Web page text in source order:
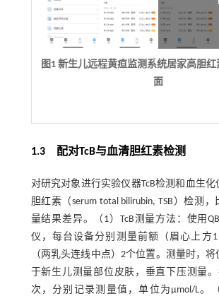
图1 新生儿远程黄疸监测系统居家高胆
面
1.3 配对TcB与血清胆红素检测
对研究对象进行实验仪器TcB检测和血生
胆红素（serum total bilirubin, TSB）检测，
量结果差异。（1）TcB测量方法：使用
仪，每台设备分别测量前额（眉心上方1
（两乳头连线中点）2个位置。测量时，
于新生儿测量部位皮肤，垂直下压测量
次，分别记录测量值，单位为μmol/L。